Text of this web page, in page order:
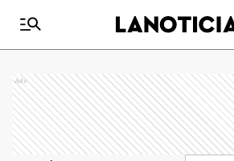
Ads